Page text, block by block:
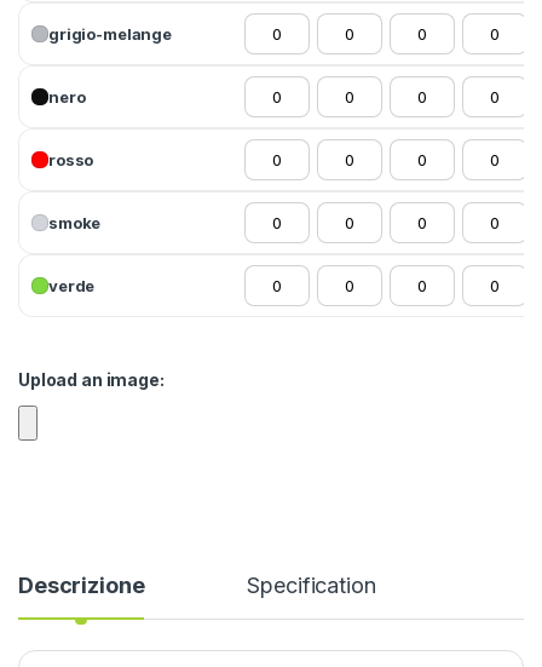
grigio-melange
nero
rosso
smoke
verde
Upload an image:
Descrizione Specification